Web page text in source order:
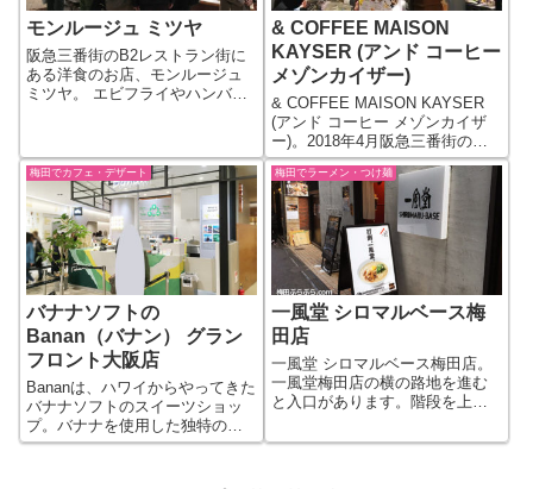
モンルージュ ミツヤ
阪急三番街のB2レストラン街に
ある洋食のお店、モンルージュ
ミツヤ。 エビフライやハンバー
っていて、ランチタイム以降は
カフェ的な使い方もできるお店
です。 ...
& COFFEE MAISON
KAYSER (アンド コーヒー
メゾンカイザー)
& COFFEE MAISON KAYSER
(アンド コーヒー メゾンカイザ
ー)。2018年4月阪急三番街の北
館B2にオープンした飲食街
UMEDA FOOD HALL内にありま
す。 「& COFFEE MAISON
KAYSER」としては...
梅田でカフェ・デザート
バナナソフトの
Banan（バナン） グラン
フロント大阪店
Bananは、ハワイからやってきた
バナナソフトのスイーツショッ
プ。バナナを使用した独特のソ
フトアイスが食べれます。な
梅田でラーメン・つけ麺
一風堂 シロマルベース梅
田店
一風堂 シロマルベース梅田店。
一風堂梅田店の横の路地を進む
と入口があります。階段を上が
風堂シロマルベースと一風堂の